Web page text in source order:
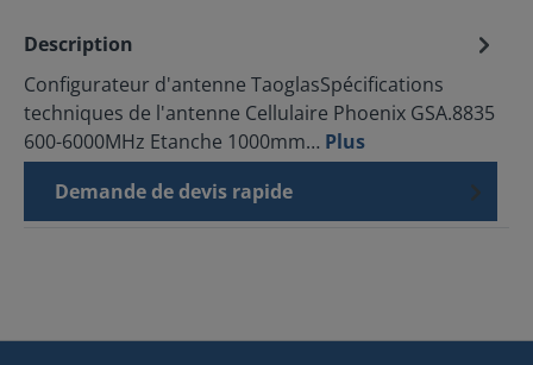
Description
Configurateur d'antenne TaoglasSpécifications
techniques de l'antenne Cellulaire Phoenix GSA.8835
600-6000MHz Etanche 1000mm… Plus
Demande de devis rapide